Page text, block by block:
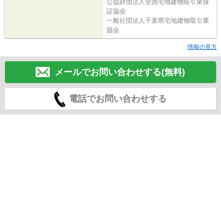
公益財団法人全国宅地建物取引業保
証協会
一般社団法人千葉県宅地建物取引業
協会
情報の見方
メールでお問い合わせする(無料)
電話でお問い合わせする